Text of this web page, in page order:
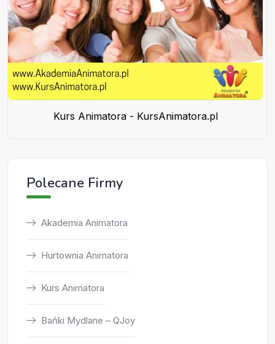
Kurs Animatora - KursAnimatora.pl
Polecane Firmy
Akademia Animatora
Hurtownia Animatora
Kurs Animatora
Bańki Mydlane – QJoy